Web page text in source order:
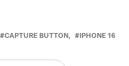
CAPTURE BUTTON IPHONE 16